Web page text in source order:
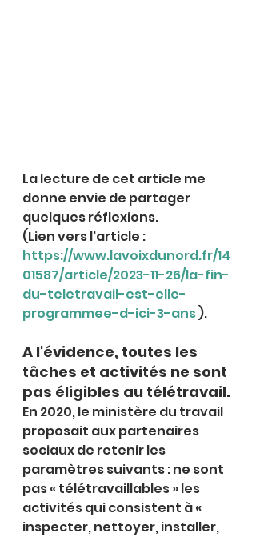
La lecture de cet article me
donne envie de partager
quelques réflexions.
(Lien vers l'article :
https://www.lavoixdunord.fr/14
01587/article/2023-11-26/la-fin-
du-teletravail-est-elle-
programmee-d-ici-3-ans ).
A l'évidence, toutes les
tâches et activités ne sont
pas éligibles au télétravail.
En 2020, le ministère du travail
proposait aux partenaires
sociaux de retenir les
paramètres suivants : ne sont
pas « télétravaillables » les
activités qui consistent à «
inspecter, nettoyer, installer,